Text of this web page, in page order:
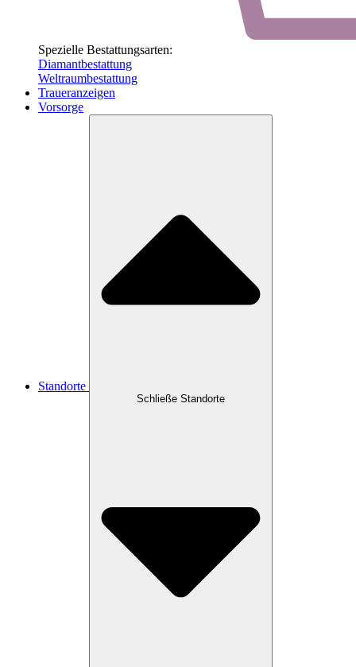
Spezielle Bestattungsarten:
Diamantbestattung
Weltraumbestattung
Traueranzeigen
Vorsorge
Standorte
Schließe Standorte